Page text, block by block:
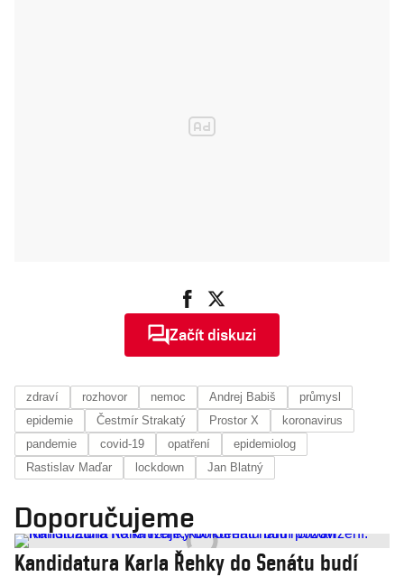
Začít diskuzi
zdraví rozhovor nemoc Andrej Babiš
průmysl
epidemie
Čestmír Strakatý Prostor X
koronavirus
pandemie
covid-19 opatření
epidemiolog
Rastislav Maďar
lockdown Jan Blatný
Doporučujeme
Kandidatura Karla Řehky do Senátu budí